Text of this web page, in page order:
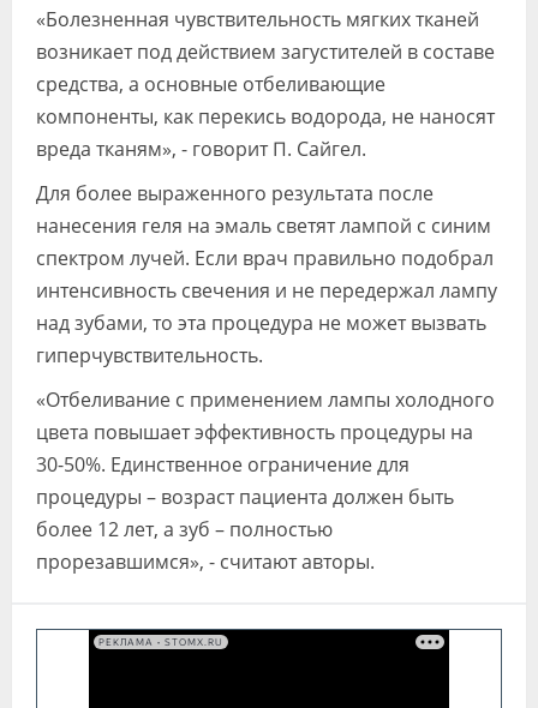
«Болезненная чувствительность мягких тканей
возникает под действием загустителей в составе
средства, а основные отбеливающие
компоненты, как перекись водорода, не наносят
вреда тканям», - говорит П. Сайгел.
Для более выраженного результата после
нанесения геля на эмаль светят лампой с синим
спектром лучей. Если врач правильно подобрал
интенсивность свечения и не передержал лампу
над зубами, то эта процедура не может вызвать
гиперчувствительность.
«Отбеливание с применением лампы холодного
цвета повышает эффективность процедуры на
30-50%. Единственное ограничение для
процедуры – возраст пациента должен быть
более 12 лет, а зуб – полностью
прорезавшимся», - считают авторы.
РЕКЛАМА • STOMX.RU